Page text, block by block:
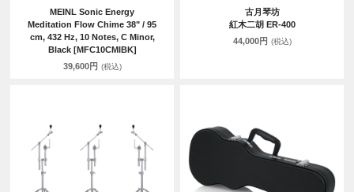
MEINL Sonic Energy
Meditation Flow Chime 38" / 95
cm, 432 Hz, 10 Notes, C Minor,
Black [MFC10CMIBK]
39,600円 (税込)
古月琴坊
紅木二胡 ER-400
44,000円 (税込)